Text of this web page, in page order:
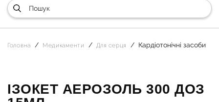
Головна Медикаменти Для серця Кардіотонічні засоби
ІЗОКЕТ АЕРОЗОЛЬ 300 ДОЗ